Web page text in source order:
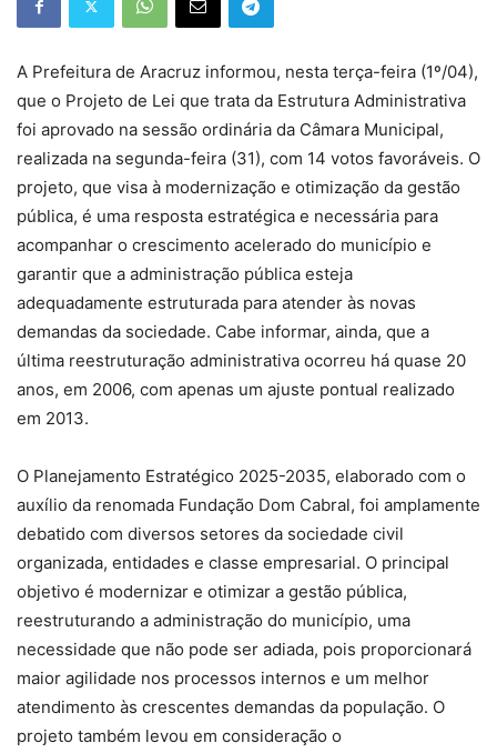
A Prefeitura de Aracruz informou, nesta terça-feira (1º/04),
que o Projeto de Lei que trata da Estrutura Administrativa
foi aprovado na sessão ordinária da Câmara Municipal,
realizada na segunda-feira (31), com 14 votos favoráveis. O
projeto, que visa à modernização e otimização da gestão
pública, é uma resposta estratégica e necessária para
acompanhar o crescimento acelerado do município e
garantir que a administração pública esteja
adequadamente estruturada para atender às novas
demandas da sociedade. Cabe informar, ainda, que a
última reestruturação administrativa ocorreu há quase 20
anos, em 2006, com apenas um ajuste pontual realizado
em 2013.
O Planejamento Estratégico 2025-2035, elaborado com o
auxílio da renomada Fundação Dom Cabral, foi amplamente
debatido com diversos setores da sociedade civil
organizada, entidades e classe empresarial. O principal
objetivo é modernizar e otimizar a gestão pública,
reestruturando a administração do município, uma
necessidade que não pode ser adiada, pois proporcionará
maior agilidade nos processos internos e um melhor
atendimento às crescentes demandas da população. O
projeto também levou em consideração o